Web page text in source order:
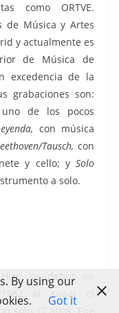
como ORTVE.
de Música y Artes
y actualmente es
de Música de
excedencia de la
grabaciones son:
de los pocos
con música
Tausch,con
y cello; y Solo
a solo.
Hizo su debut en
1982 al ganar el
By using our
Got it